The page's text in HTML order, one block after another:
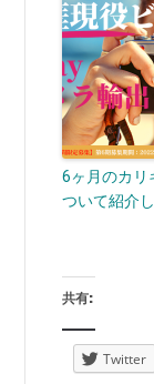
6ヶ月のカリ
ついて紹介
共有:
Twitter